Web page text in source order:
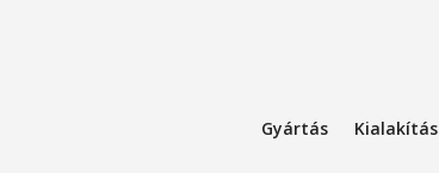
Gyártás Kialakítás